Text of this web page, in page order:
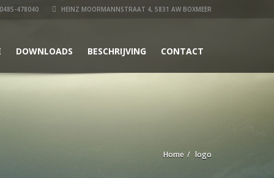
478040 HEINZ MOORMANNSTRAAT 4, 5831 AW BOXMEER
DOWNLOADS BESCHRIJVING CONTACT
Home logo